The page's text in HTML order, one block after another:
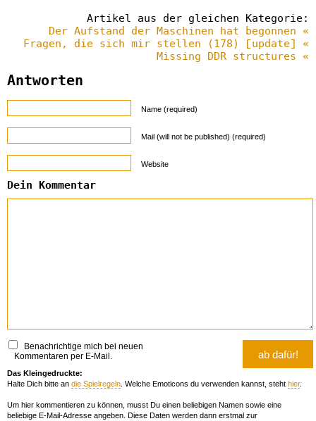
Artikel aus der gleichen Kategorie:
Der Aufstand der Maschinen hat begonnen «
Fragen, die sich mir stellen (178) [update] «
Missing DDR structures «
Antworten
Name (required)
Mail (will not be published) (required)
Website
Dein Kommentar
Benachrichtige mich bei neuen
Kommentaren per E-Mail.
Das Kleingedruckte:
Halte Dich bitte an die Spielregeln . Welche Emoticons du verwenden kannst, steht hier.
Um hier kommentieren zu können, musst Du einen beliebigen Namen sowie eine
beliebige E-Mail-Adresse angeben. Diese Daten werden dann erstmal zur